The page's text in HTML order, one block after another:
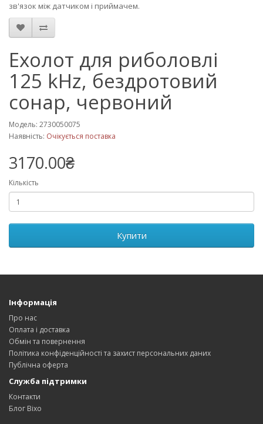
зв'язок між датчиком і приймачем.
Ехолот для риболовлі
125 kHz, бездротовий
сонар, червоний
Модель: 2730050075
Наявність: Очікується поставка
3170.00₴
Кількість
Купити
Інформація
Про нас
Оплата і доставка
Обмін та повернення
Політика конфіденційності та захист персональних даних
Публічна оферта
Служба підтримки
Контакти
Блог Bixo